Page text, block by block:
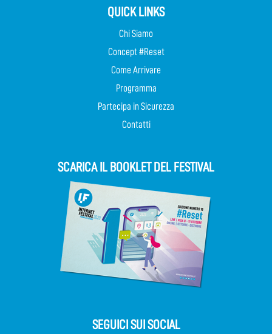
QUICK LINKS
Chi Siamo
Concept #Reset
Come Arrivare
Programma
Partecipa in Sicurezza
Contatti
SCARICA IL BOOKLET DEL FESTIVAL
SEGUICI SUI SOCIAL